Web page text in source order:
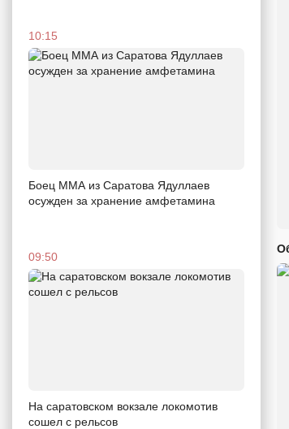
10:15
Боец ММА из Саратова Ядуллаев
осужден за хранение амфетамина
09:50
На саратовском вокзале локомотив
сошел с рельсов